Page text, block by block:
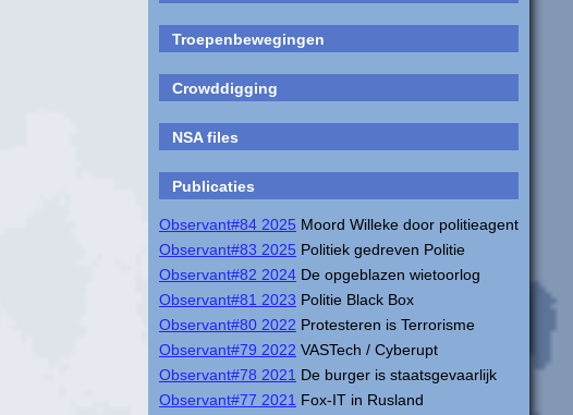
Troepenbewegingen
Crowddigging
NSA files
Publicaties
Observant#84 2025 Moord Willeke door politieagent
Observant#83 2025 Politiek gedreven Politie
Observant#82 2024 De opgeblazen wietoorlog
Observant#81 2023 Politie Black Box
Observant#80 2022 Protesteren is Terrorisme
Observant#79 2022 VASTech / Cyberupt
Observant#78 2021 De burger is staatsgevaarlijk
Observant#77 2021 Fox-IT in Rusland